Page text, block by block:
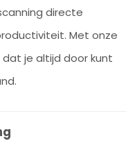
directe
Met onze
dat je altijd door kunt